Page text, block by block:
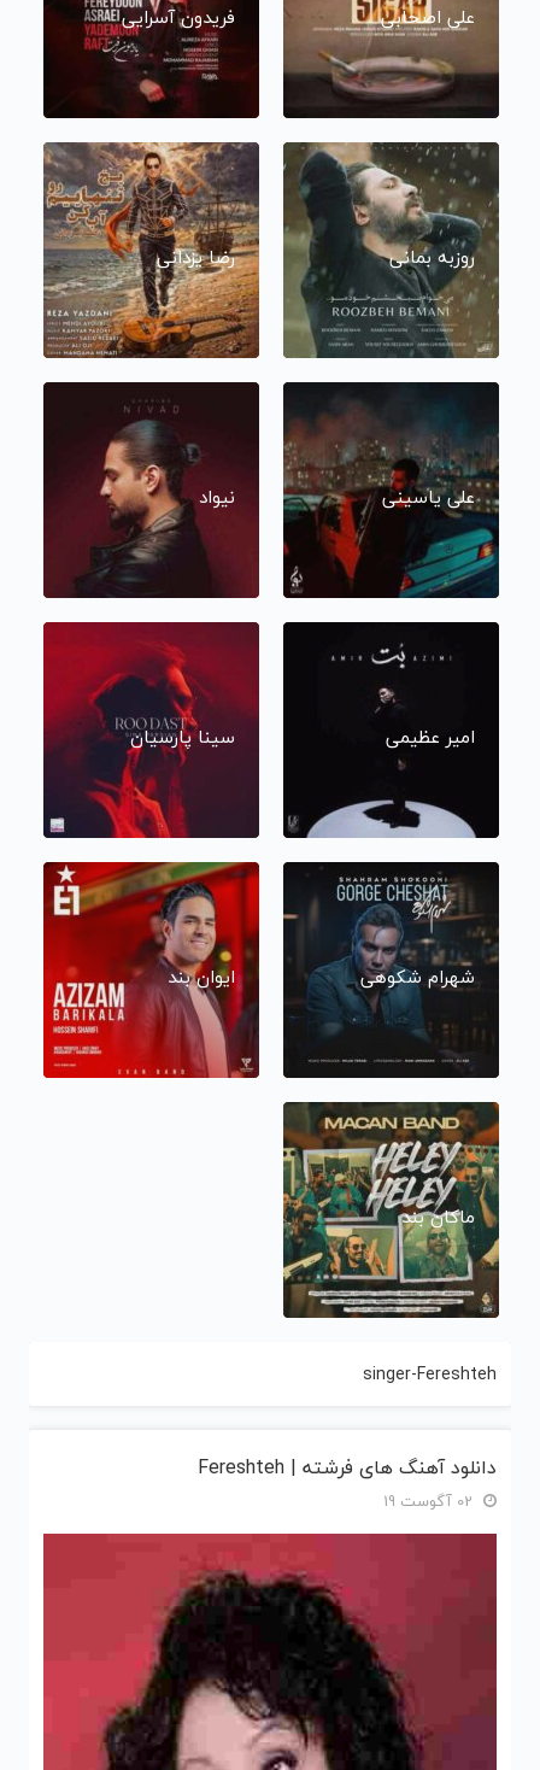
علی اصحابی فریدون آسرایی
روزبه بمانی رضا یزدانی
علی یاسینی نیواد
امیر عظیمی سینا پارسیان
شهرام شکوهی ایوان بند
ماکان بند
singer-Fereshteh
دانلود آهنگ های فرشته | Fereshteh